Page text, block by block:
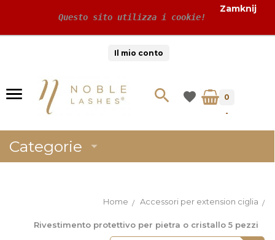
Questo sito utilizza i cookie!
Zamknij
Il mio conto
0
-
Categorie
Home Accessori per extension ciglia
Rivestimento protettivo per pietra o cristallo 5 pezzi